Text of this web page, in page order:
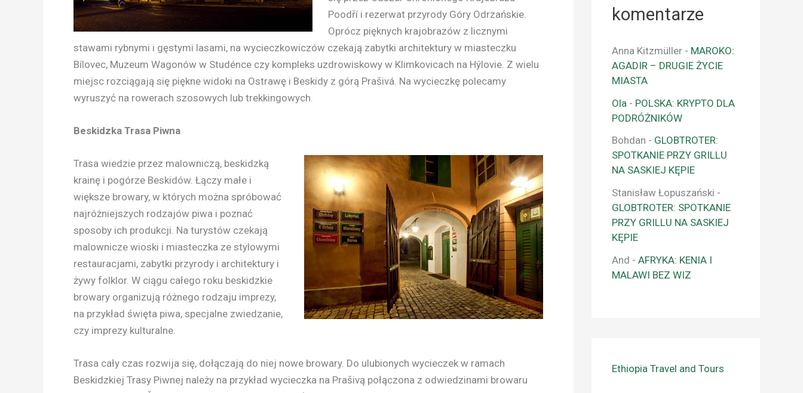
Poodří i rezerwat przyrody Góry Odrzańskie.
Oprócz pięknych krajobrazów z licznymi
stawami rybnymi i gęstymi lasami, na wycieczkowiczów czekają zabytki architektury w miasteczku
Bílovec, Muzeum Wagonów w Studénce czy kompleks uzdrowiskowy w Klimkovicach na Hýlovie. Z wielu
miejsc rozciągają się piękne widoki na Ostrawę i Beskidy z górą Prašivá. Na wycieczkę polecamy
wyruszyć na rowerach szosowych lub trekkingowych.
Beskidzka Trasa Piwna
Trasa wiedzie przez malowniczą, beskidzką
krainę i pogórze Beskidów. Łączy małe i
większe browary, w których można spróbować
najróżniejszych rodzajów piwa i poznać
sposoby ich produkcji. Na turystów czekają
malownicze wioski i miasteczka ze stylowymi
restauracjami, zabytki przyrody i architektury i
żywy folklor. W ciągu całego roku beskidzkie
browary organizują różnego rodzaju imprezy,
na przykład święta piwa, specjalne zwiedzanie,
czy imprezy kulturalne.
Trasa cały czas rozwija się, dołączają do niej nowe browary. Do ulubionych wycieczek w ramach
Beskidzkiej Trasy Piwnej należy na przykład wycieczka na Prašivą połączona z odwiedzinami browaru
komentarze
Anna Kitzmüller - MAROKO:
AGADIR – DRUGIE ŻYCIE
MIASTA
Ola - POLSKA: KRYPTO DLA
PODRÓŻNIKÓW
Bohdan - GLOBTROTER:
SPOTKANIE PRZY GRILLU
NA SASKIEJ KĘPIE
Stanisław Łopuszański -
GLOBTROTER: SPOTKANIE
PRZY GRILLU NA SASKIEJ
KĘPIE
And - AFRYKA: KENIA I
MALAWI BEZ WIZ
Ethiopia Travel and Tours